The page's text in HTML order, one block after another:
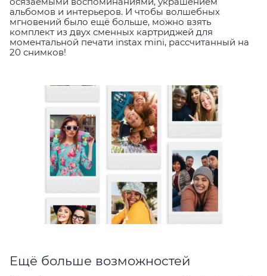
альбомов и интерьеров. И чтобы волшебных
мгновений было ещё больше, можно взять
комплект из двух сменных картриджей для
моментальной печати instax mini, рассчитанный на
20 снимков!
Ещё больше возможностей